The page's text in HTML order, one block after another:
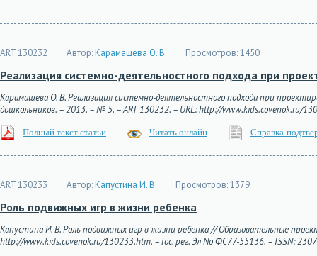
ART 130232 Автор:Карамашева О. В. Просмотров:1450
Реализация системно-деятельностного подхода при
Карамашева О. В. Реализация системно-деятельностного подхода при
дошкольников. – 2013. – № 5. – ART 130232. – URL: http://www.kids.covenok.ru/
Полный текст статьи Читать онлайн Справка-
ART 130233 Автор:Капустина И. В. Просмотров:1379
Роль подвижных игр в жизни ребенка
Капустина И. В. Роль подвижных игр в жизни ребенка // Образовательные
http://www.kids.covenok.ru/130233.htm. – Гос. рег. Эл No ФС77-55136. – ISSN: